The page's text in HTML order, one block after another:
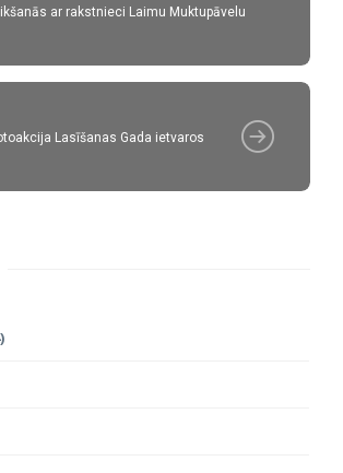
ar rakstnieci Laimu Muktupāvelu
Lasīšanas Gada ietvaros